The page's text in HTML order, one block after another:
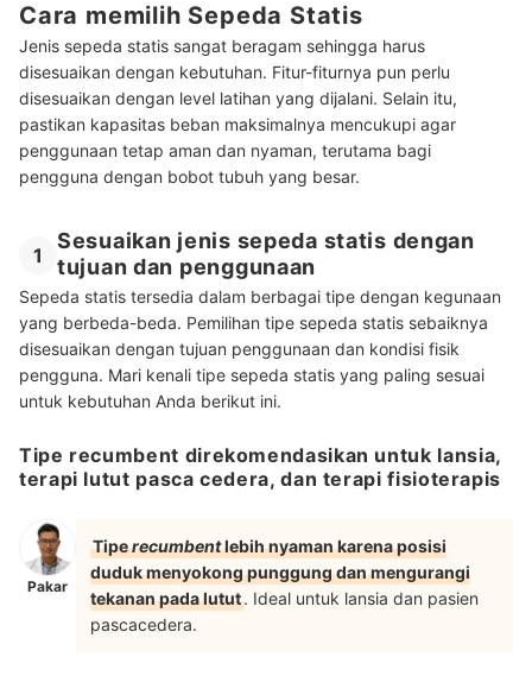
Cara memilih Sepeda Statis
Jenis sepeda statis sangat beragam sehingga harus
disesuaikan dengan kebutuhan. Fitur-fiturnya pun perlu
disesuaikan dengan level latihan yang dijalani. Selain itu,
pastikan kapasitas beban maksimalnya mencukupi agar
penggunaan tetap aman dan nyaman, terutama bagi
pengguna dengan bobot tubuh yang besar.
1
Sesuaikan jenis sepeda statis dengan
tujuan dan penggunaan
Sepeda statis tersedia dalam berbagai tipe dengan kegunaan
yang berbeda-beda. Pemilihan tipe sepeda statis sebaiknya
disesuaikan dengan tujuan penggunaan dan kondisi fisik
pengguna. Mari kenali tipe sepeda statis yang paling sesuai
untuk kebutuhan Anda berikut ini.
Tipe recumbent direkomendasikan untuk lansia,
terapi lutut pasca cedera, dan terapi fisioterapis
Pakar
Tiperecumbentlebih nyaman karena posisi
duduk menyokong punggung dan mengurangi
tekanan pada lutut. Ideal untuk lansia dan pasien
pascacedera.